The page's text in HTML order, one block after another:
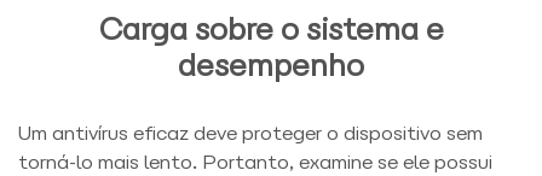
Carga sobre o sistema e
desempenho
Um antivírus eficaz deve proteger o dispositivo sem
torná-lo mais lento. Portanto, examine se ele possui